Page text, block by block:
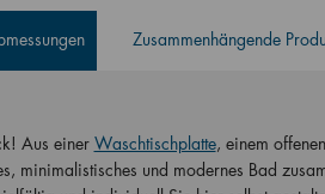
Zusammenhängende
Aus einer Waschtischplatte, einem
minimalistisches und modernes Bad